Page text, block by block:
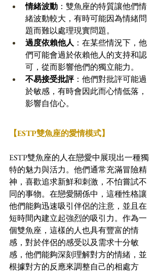
情緒波動 ：雙魚座的特質讓他們情
緒波動較大，有時可能因為情緒問
題而難以處理現實問題。
過度依賴他人 ：在某些情況下，他
們可能會過於依賴他人的支持和認
可，從而影響他們的獨立能力。
不易接受批評：他們對批評可能過
於敏感，有時會因此而心情低落，
影響自信心。
【ESTP雙魚座的愛情模式】
ESTP雙魚座的人在戀愛中展現出一種獨
特的魅力與活力。他們通常充滿冒險精
神，喜歡追求新鮮和刺激，不怕嘗試不
同的事物。在戀愛關係中，這種性格讓
他們能夠迅速吸引伴侶的注意，並且在
短時間內建立起強烈的吸引力。作為一
個雙魚座，這樣的人也具有豐富的情
感，對於伴侶的感受以及需求十分敏
感，他們能夠深刻理解對方的情緒，並
根據對方的反應來調整自己的相處方